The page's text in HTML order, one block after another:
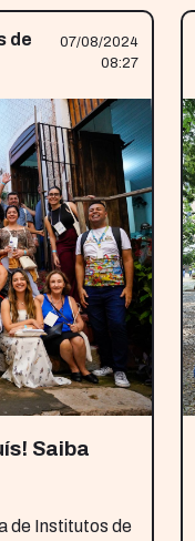
de
07/08/2024
08:27
Saiba
de Institutos de